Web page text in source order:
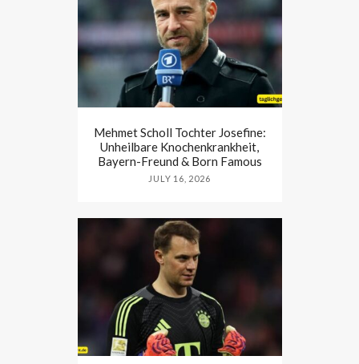
Mehmet Scholl Tochter Josefine:
Unheilbare Knochenkrankheit,
Bayern-Freund & Born Famous
JULY 16, 2026